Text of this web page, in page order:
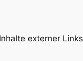
externer